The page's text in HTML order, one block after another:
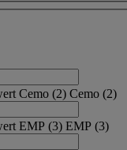
Cemo (2) Cemo (2)
EMP (3) EMP (3)